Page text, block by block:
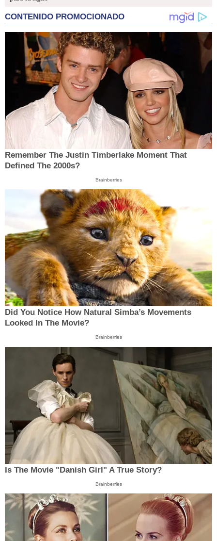
CONTENIDO PROMOCIONADO
Remember The Justin Timberlake Moment That
Defined The 2000s?
Brainberries
Did You Notice How Natural Simba’s Movements
Looked In The Movie?
Brainberries
Is The Movie "Danish Girl" A True Story?
Brainberries